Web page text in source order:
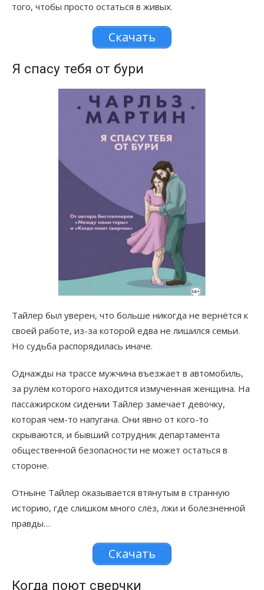
того, чтобы просто остаться в живых.
Скачать
Я спасу тебя от бури
Тайлер был уверен, что больше никогда не вернётся к
своей работе, из-за которой едва не лишился семьи.
Но судьба распорядилась иначе.
Однажды на трассе мужчина въезжает в автомобиль,
за рулём которого находится измученная женщина. На
пассажирском сидении Тайлер замечает девочку,
которая чем-то напугана. Они явно от кого-то
скрываются, и бывший сотрудник департамента
общественной безопасности не может остаться в
стороне.
Отныне Тайлер оказывается втянутым в странную
историю, где слишком много слёз, лжи и болезненной
правды…
Скачать
Когда поют сверчки